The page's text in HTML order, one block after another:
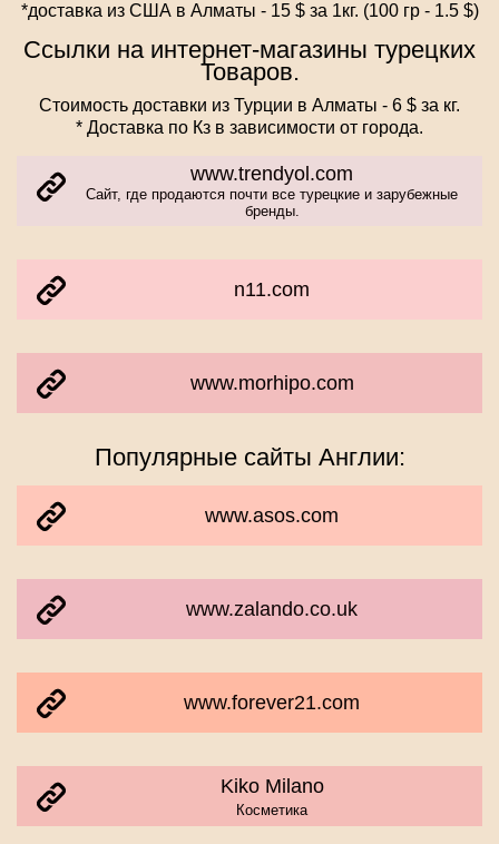
*доставка из США в Алматы - 15 $ за 1кг. (100 гр - 1.5 $)
Ссылки на интернет-магазины турецких
Товаров.
Стоимость доставки из Турции в Алматы - 6 $ за кг.
* Доставка по Кз в зависимости от города.
www.trendyol.com
Сайт, где продаются почти все турецкие и зарубежные
бренды.
n11.com
www.morhipo.com
Популярные сайты Англии:
www.asos.com
www.zalando.co.uk
www.forever21.com
Kiko Milano
Косметика